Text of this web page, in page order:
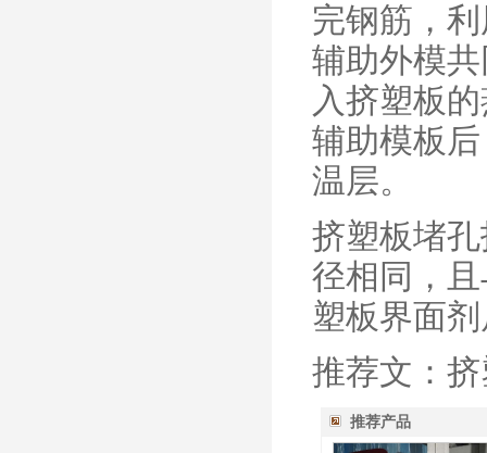
完钢筋，
辅助外模
入挤塑板
辅助模板
温层。
挤塑板堵
径相同，
塑板界面
推荐文：
推荐产品